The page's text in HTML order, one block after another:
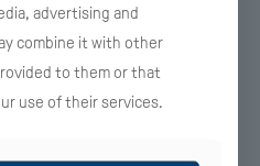
ναυτική εκπαίδευση,
δωρεές σε
και ναυτική
σε ΑΕΝ, ΕΠΑΛ και
advertising and
combine it with other
to them or that
use of their services.